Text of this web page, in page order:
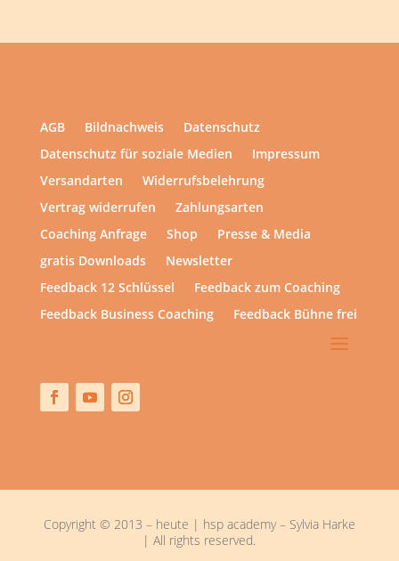
AGB Bildnachweis
Datenschutz
Datenschutz für soziale Medien
Impressum
Versandarten
Widerrufsbelehrung
Vertrag widerrufen
Zahlungsarten
Coaching Anfrage
Shop
Presse & Media
gratis Downloads
Newsletter
Feedback 12 Schlüssel
Feedback zum Coaching
Feedback Business Coaching
Feedback Bühne frei
Copyright © 2013 – heute | hsp academy – Sylvia Harke
| All rights reserved.